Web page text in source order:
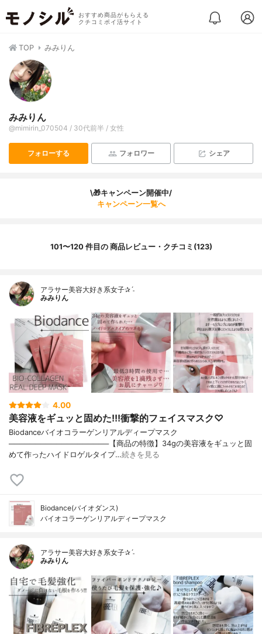
おすすめ商品がもらえる
クチコミポイ活サイト
TOP みみりん
みみりん
@mimirin_070504 / 30代前半 / 女性
フォローする フォロワー シェア
\🎁キャンペーン開催中/
キャンペーン一覧へ
101〜120 件目の 商品レビュー・クチコミ(123)
アラサー美容大好き系女子✰ˊ˗
みみりん
4.00
美容液をギュッと固めた!!!衝撃的フェイスマスク♡
Biodanceバイオコラーゲンリアルディープマスク
───────────────────【商品の特徴】34gの美容液をギュッと固
めて作ったハイドロゲルタイプ…続きを見る
Biodance(バイオダンス)
バイオコラーゲンリアルディープマスク
アラサー美容大好き系女子✰ˊ˗
みみりん